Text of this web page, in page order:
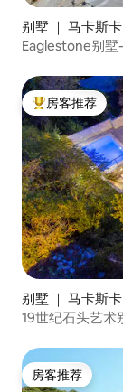
别墅 ｜ 马卡斯卡
Eaglestone别墅
热门「房客推荐
房客推荐
别墅 ｜ 马卡斯卡
19世纪石头艺术
房客推荐
房客推荐